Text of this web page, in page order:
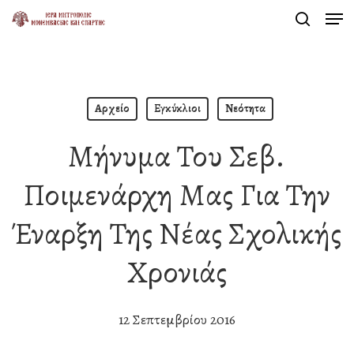
Skip
Αρχείο Εγκύκλιοι Νεότητα
Μήνυμα Του Σεβ.
Ποιμενάρχη Μας Για Την
Έναρξη Της Νέας Σχολικής
Χρονιάς
12 Σεπτεμβρίου 2016